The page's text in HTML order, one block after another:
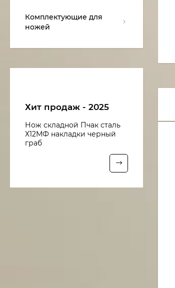
Комплектующие для
ножей
Хит продаж - 2025
Нож складной Пчак сталь
Х12МФ накладки черный
граб